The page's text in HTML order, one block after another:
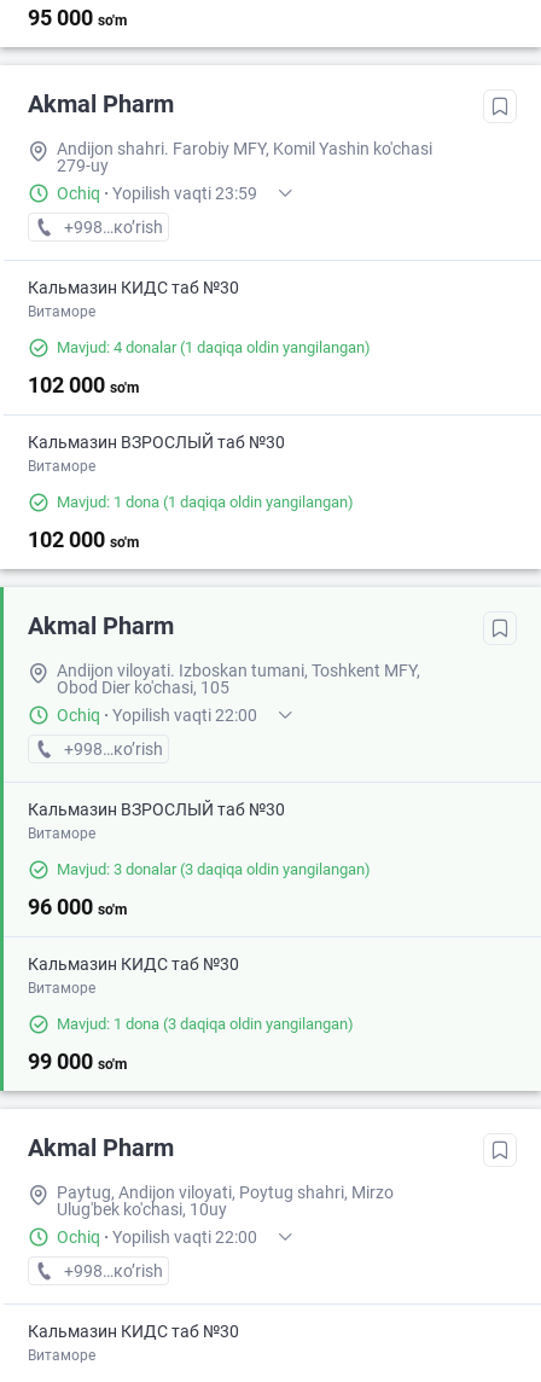
95 000 so'm
Akmal Pharm
Andijon shahri. Farobiy MFY, Komil Yashin ko'chasi
279-uy
Ochiq · Yopilish vaqti 23:59
+998 (90) XXX-XX-XX
кo’rish
Кальмазин КИДС таб №30
Витаморе
Mavjud: 4 donalar(1 daqiqa oldin yangilangan)
102 000 so'm
Кальмазин ВЗРОСЛЫЙ таб №30
Витаморе
Mavjud: 1 dona (1 daqiqa oldin yangilangan)
102 000 so'm
Akmal Pharm
Andijon viloyati. Izboskan tumani, Toshkent MFY,
Obod Dier ko'chasi, 105
Ochiq · Yopilish vaqti 22:00
+998 (88) XXX-XX-XX
кo’rish
Кальмазин ВЗРОСЛЫЙ таб №30
Витаморе
Mavjud: 3 donalar(3 daqiqa oldin yangilangan)
96 000 so'm
Кальмазин КИДС таб №30
Витаморе
Mavjud: 1 dona (3 daqiqa oldin yangilangan)
99 000 so'm
Akmal Pharm
Paytug, Andijon viloyati, Poytug shahri, Mirzo
Ulug'bek ko'chasi, 10uy
Ochiq · Yopilish vaqti 22:00
+998 (90) XXX-XX-XX
кo’rish
Кальмазин КИДС таб №30
Витаморе